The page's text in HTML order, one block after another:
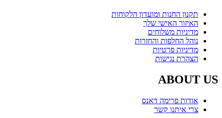
תקנון החנות ומועדון הלקוחות
האיזור האישי שלך
מדיניות משלוחים
נוהל החלפות והחזרות
מדיניות פרטיות
הצהרת נגישות
ABOUT US
אודות פרימה דאנס
צרי איתנו קשר